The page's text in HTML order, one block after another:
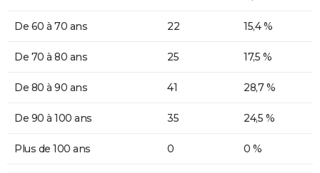
De 60 à 70 ans 22 15,4 %
De 70 à 80 ans 25 17,5 %
De 80 à 90 ans 41 28,7 %
De 90 à 100 ans 35 24,5 %
Plus de 100 ans 0 0 %